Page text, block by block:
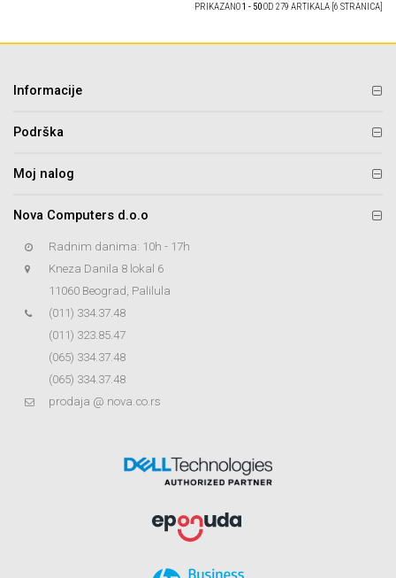
PRIKAZANO1 - 50OD 279 ARTIKALA [6 STRANICA]
Informacije
Podrška
Moj nalog
Nova Computers d.o.o
Radnim danima: 10h - 17h
Kneza Danila 8 lokal 6
11060 Beograd, Palilula
(011) 334.37.48
(011) 323.85.47
(065) 334.37.48
(065) 334.37.48
prodaja @ nova.co.rs